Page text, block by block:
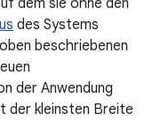
dem sie ohne den
des Systems
beschriebenen
der Anwendung
der kleinsten Breite